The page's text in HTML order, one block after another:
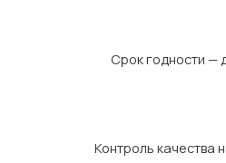
Срок годности —
Контроль качества